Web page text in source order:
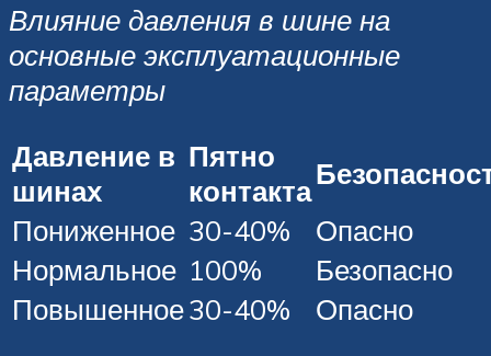
Влияние давления в шине на
основные эксплуатационные
параметры
Давление в
шинах
Пятно
контакта
Пониженное 30-40%
Опасно
Нормальное 100%
Безопасно
Повышенное30-40%
Опасно